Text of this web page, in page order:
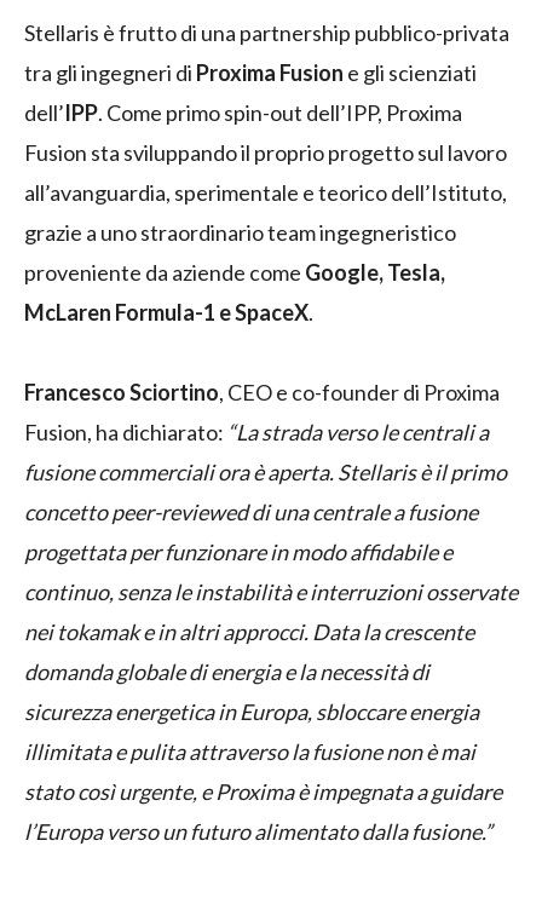
Stellaris è frutto di una partnership pubblico-privata
tra gli ingegneri di Proxima Fusion e gli scienziati
dell’IPP. Come primo spin-out dell’IPP, Proxima
Fusion sta sviluppando il proprio progetto sul lavoro
all’avanguardia, sperimentale e teorico dell’Istituto,
grazie a uno straordinario team ingegneristico
proveniente da aziende come Google, Tesla,
McLaren Formula-1 e SpaceX.
Francesco Sciortino, CEO e co-founder di Proxima
Fusion, ha dichiarato: “La strada verso le centrali a
fusione commerciali ora è aperta. Stellaris è il primo
concetto peer-reviewed di una centrale a fusione
progettata per funzionare in modo affidabile e
continuo, senza le instabilità e interruzioni osservate
nei tokamak e in altri approcci. Data la crescente
domanda globale di energia e la necessità di
sicurezza energetica in Europa, sbloccare energia
illimitata e pulita attraverso la fusione non è mai
stato così urgente, e Proxima è impegnata a guidare
l’Europa verso un futuro alimentato dalla fusione.”